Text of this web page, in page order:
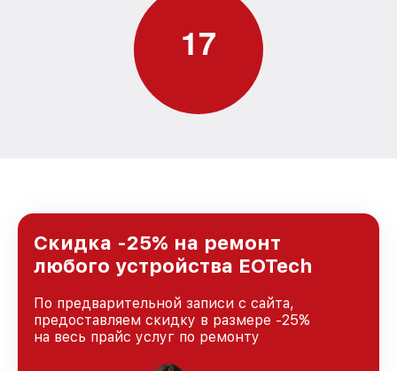
17
Скидка -25% на ремонт
любого устройства EOTech
По предварительной записи с сайта,
предоставляем скидку в размере -25%
на весь прайс услуг по ремонту